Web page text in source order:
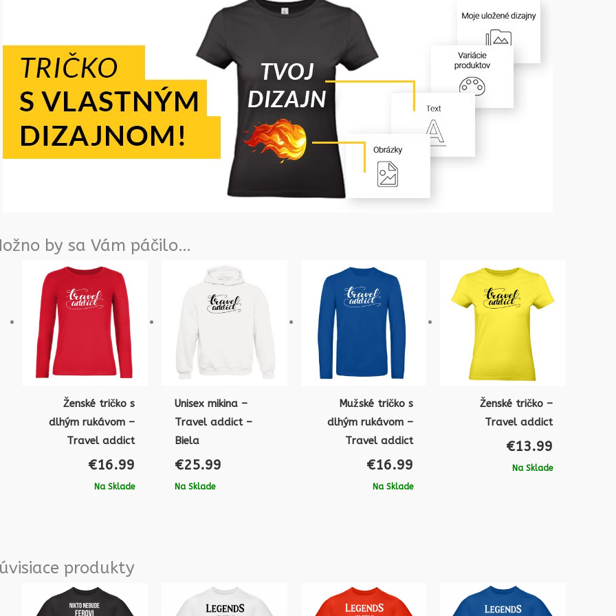
by sa Vám páčilo…
Ženské tričko s
dlhým rukávom –
Travel addict
€16.99
Na Sklade
Unisex mikina –
Travel addict –
Biela
€25.99
Na Sklade
Mužské tričko s
dlhým rukávom –
Travel addict
€16.99
Na Sklade
Ženské tričko –
Travel addict
€13.99
Na Sklade
produkty